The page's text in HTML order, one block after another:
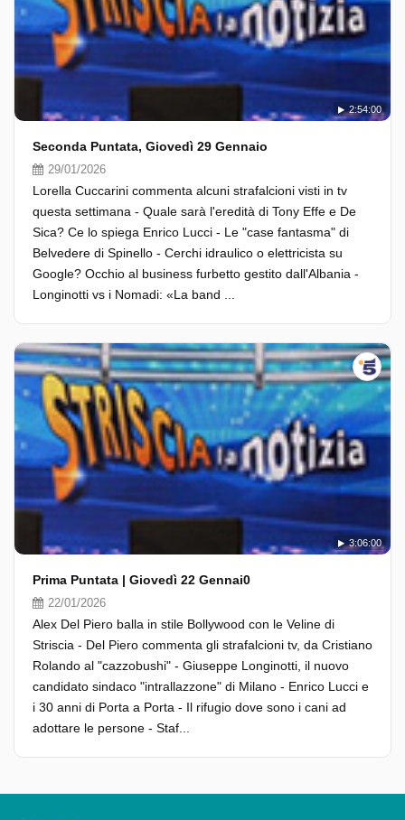
2:54:00
Seconda Puntata, Giovedì 29 Gennaio
29/01/2026
Lorella Cuccarini commenta alcuni strafalcioni visti in tv
questa settimana - Quale sarà l'eredità di Tony Effe e De
Sica? Ce lo spiega Enrico Lucci - Le "case fantasma" di
Belvedere di Spinello - Cerchi idraulico o elettricista su
Google? Occhio al business furbetto gestito dall'Albania -
Longinotti vs i Nomadi: «La band ...
3:06:00
Prima Puntata | Giovedì 22 Gennai0
22/01/2026
Alex Del Piero balla in stile Bollywood con le Veline di
Striscia - Del Piero commenta gli strafalcioni tv, da Cristiano
Rolando al "cazzobushi" - Giuseppe Longinotti, il nuovo
candidato sindaco "intrallazzone" di Milano - Enrico Lucci e
i 30 anni di Porta a Porta - Il rifugio dove sono i cani ad
adottare le persone - Staf...